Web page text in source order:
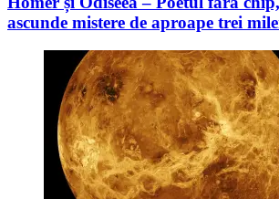
ascunde mistere de aproape trei